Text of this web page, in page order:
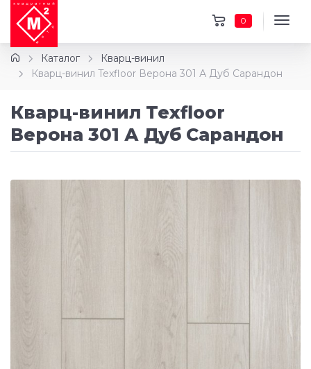
0
Каталог
Кварц-винил
Кварц-винил Texfloor Верона 301 А Дуб Сарандон
Кварц-винил Texfloor
Верона 301 А Дуб Сарандон